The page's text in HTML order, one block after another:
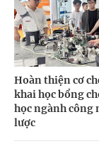
Hoàn thiện cơ
khai học bổng
học ngành công
lược